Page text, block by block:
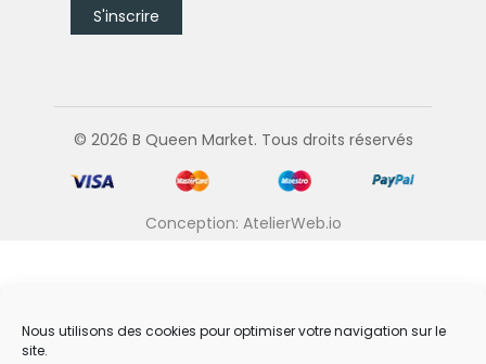
Nous utilisons des cookies pour optimiser votre navigation sur le
site.
© 2026 B Queen Market. Tous droits réservés
Conception: AtelierWeb.io